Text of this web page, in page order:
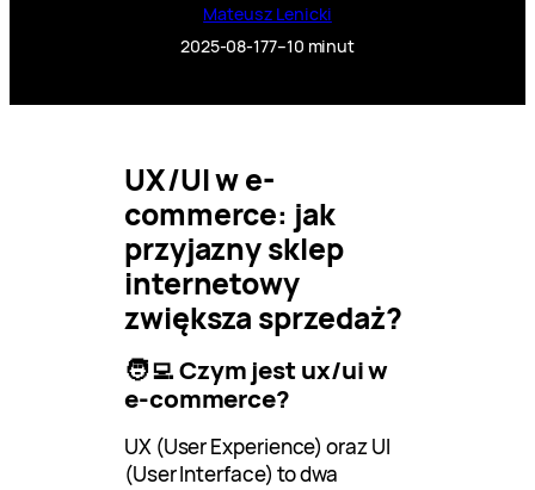
Mateusz Lenicki
2025-08-177–10 minut
UX/UI w e-
commerce: jak
przyjazny sklep
internetowy
zwiększa sprzedaż?
🧑‍💻 Czym jest ux/ui w
e-commerce?
UX (User Experience) oraz UI
(User Interface) to dwa